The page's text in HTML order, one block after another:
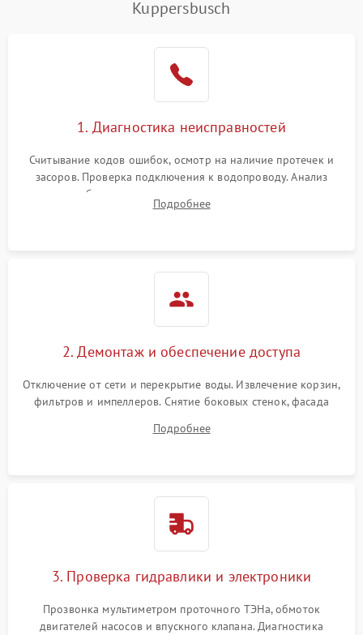
1700 ₽
циркуляционным насосом
2100 ₽ Подробнее →
Kuppersbusch
1. Диагностика неисправностей
Считывание кодов ошибок, осмотр на наличие протечек и
засоров. Проверка подключения к водопроводу. Анализ
жалоб на отсутствие слива, нагрева, вращения
разбрызгивателей или срабатывание системы защиты
Подробнее
2. Демонтаж и обеспечение доступа
Отключение от сети и перекрытие воды. Извлечение корзин,
фильтров и импеллеров. Снятие боковых стенок, фасада
циркуляционному насосу, ТЭНу и сливной помпе.
Подробнее
3. Проверка гидравлики и электроники
Прозвонка мультиметром проточного ТЭНа, обмоток
двигателей насосов и впускного клапана. Диагностика